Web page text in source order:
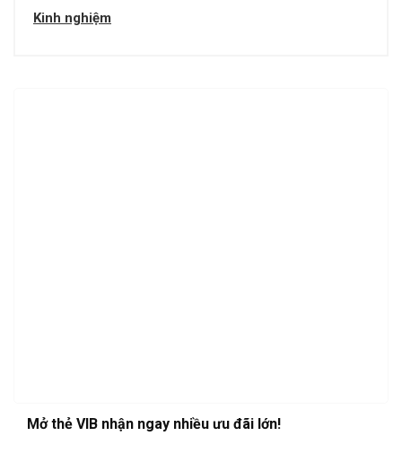
Kinh nghiệm
Mở thẻ VIB nhận ngay nhiều ưu đãi lớn!